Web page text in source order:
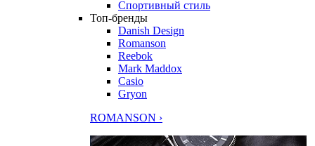
Спортивный стиль
Топ-бренды
Danish Design
Romanson
Reebok
Mark Maddox
Casio
Gryon
ROMANSON ›